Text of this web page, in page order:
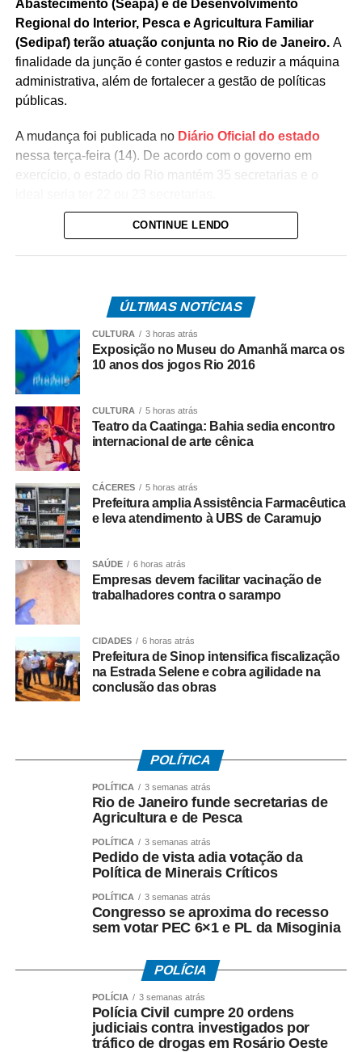
Abastecimento (Seapa) e de Desenvolvimento
Regional do Interior, Pesca e Agricultura Familiar
(Sedipaf) terão atuação conjunta no Rio de Janeiro. A
finalidade da junção é conter gastos e reduzir a máquina
administrativa, além de fortalecer a gestão de políticas
públicas.
A mudança foi publicada no Diário Oficial do estado
nessa terça-feira (14). De acordo com o governo em
exercício, o estado do Rio mantém 35 secretarias e o
Com a reorganização, a Secretaria de Estado de
veterinário Ricardo Augusto Rosa Mansur.
Com a junção, um único órgão ficará responsável pelo
planejamento, coordenação, execução e
acompanhamento de ações nas áreas de agricultura,
familiar e desenvolvimento regional.
A unificação das pastas também elimina sobreposição de
competências, evita duplicidade de estruturas
administrativas e torna a tomada de decisões mais ágil,
fortalecendo a integração entre os órgãos e entidades
ligados ao setor produtivo rural.
Perfil
A nova secretaria será comandada pelo médico
veterinário Ricardo Augusto Rosa Mansur que já
atuou como coordenador de Fomento Agropecuário e
de Defesa Sanitária Animal na Secretaria de
Agricultura, Pecuária, Pesca e Abastecimento.
COMENTE ABAIXO:
WhatsApp
Facebook
Twitter
Messenger
LinkedIn
Share
CONTINUE LENDO
ÚLTIMAS NOTÍCIAS
CULTURA 3 horas atrás
Exposição no Museu do Amanhã marca os
10 anos dos jogos Rio 2016
CULTURA 5 horas atrás
Teatro da Caatinga: Bahia sedia encontro
internacional de arte cênica
CÁCERES 5 horas atrás
Prefeitura amplia Assistência Farmacêutica
e leva atendimento à UBS de Caramujo
SAÚDE 6 horas atrás
Empresas devem facilitar vacinação de
trabalhadores contra o sarampo
CIDADES 6 horas atrás
Prefeitura de Sinop intensifica fiscalização
na Estrada Selene e cobra agilidade na
conclusão das obras
POLÍTICA
POLÍTICA 3 semanas atrás
Rio de Janeiro funde secretarias de
Agricultura e de Pesca
POLÍTICA 3 semanas atrás
Pedido de vista adia votação da
Política de Minerais Críticos
POLÍTICA 3 semanas atrás
Congresso se aproxima do recesso
sem votar PEC 6×1 e PL da Misoginia
POLÍCIA
POLÍCIA 3 semanas atrás
Polícia Civil cumpre 20 ordens
judiciais contra investigados por
tráfico de drogas em Rosário Oeste